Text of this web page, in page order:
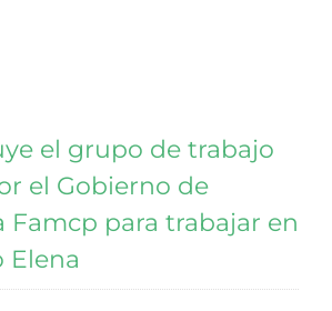
el grupo de trabajo
el Gobierno de
Famcp para trabajar en
Elena